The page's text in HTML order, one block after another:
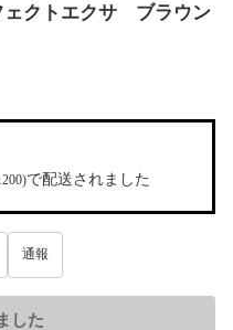
クトエクサ ブラウン
で配送されました
通報
した